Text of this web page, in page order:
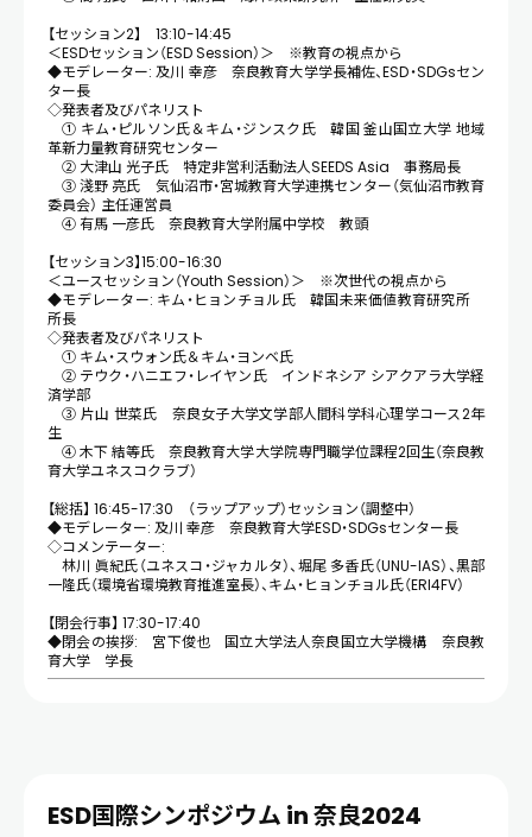
【セッション2】 13:10-14:45
＜ESDセッション（ESD Session）＞ ※教育の視点から
◆モデレーター: 及川 幸彦 奈良教育大学学長補佐、ESD・SDGsセン
ター長
◇発表者及びパネリスト
① キム・ピルソン氏＆キム・ジンスク氏 韓国 釜山国立大学 地域
革新力量教育研究センター
② 大津山 光子氏 特定非営利活動法人SEEDS Asia 事務局長
③ 淺野 亮氏 気仙沼市・宮城教育大学連携センター（気仙沼市教育
委員会） 主任運営員
④ 有馬 一彦氏 奈良教育大学附属中学校 教頭
【セッション3】15:00-16:30
＜ユースセッション（Youth Session）＞ ※次世代の視点から
◆モデレーター: キム・ヒョンチョル氏 韓国未来価値教育研究所
所長
◇発表者及びパネリスト
① キム・スウォン氏＆キム・ヨンベ氏
② テウク・ハニエフ・レイヤン氏 インドネシア シアクアラ大学経
済学部
③ 片山 世菜氏 奈良女子大学文学部人間科学科心理学コース2年
生
④ 木下 結等氏 奈良教育大学大学院専門職学位課程2回生（奈良教
育大学ユネスコクラブ）
【総括】 16:45-17:30 （ラップアップ）セッション（調整中）
◆モデレーター: 及川 幸彦 奈良教育大学ESD・SDGsセンター長
◇コメンテーター:
林川 眞紀氏（ユネスコ・ジャカルタ）、堀尾 多香氏（UNU-IAS）、黒部
一隆氏（環境省環境教育推進室長）、キム・ヒョンチョル氏（ERI4FV）
【閉会行事】 17:30-17:40
◆閉会の挨拶: 宮下俊也 国立大学法人奈良国立大学機構 奈良教
育大学 学長
ESD国際シンポジウム in 奈良2024